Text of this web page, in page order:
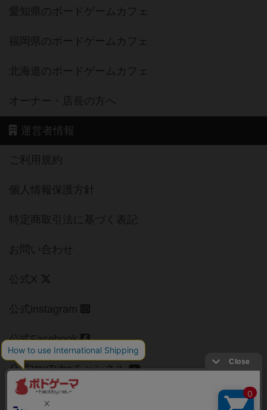
愛知県のボードゲームカフェ
福岡県のボードゲームカフェ
北海道のボードゲームカフェ
オーナー・店長の方へ
運営者情報
ご利用規約
個人情報保護方針
特定商取引法に基づく表記
お問い合わせ
公式X
公式instagram
公式Facebook
公式YouTubeチャンネル